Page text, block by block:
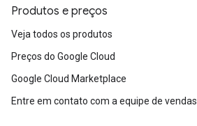
Produtos e preços
Veja todos os produtos
Preços do Google Cloud
Google Cloud Marketplace
Entre em contato com a equipe de vendas.